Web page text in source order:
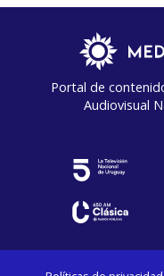
Portal de
Audiovisual